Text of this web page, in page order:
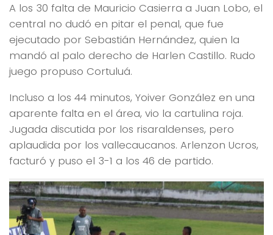
A los 30 falta de Mauricio Casierra a Juan Lobo, el
central no dudó en pitar el penal, que fue
ejecutado por Sebastián Hernández, quien la
mandó al palo derecho de Harlen Castillo. Rudo
juego propuso Cortuluá.
Incluso a los 44 minutos, Yoiver González en una
aparente falta en el área, vio la cartulina roja.
Jugada discutida por los risaraldenses, pero
aplaudida por los vallecaucanos. Arlenzon Ucros,
facturó y puso el 3-1 a los 46 de partido.